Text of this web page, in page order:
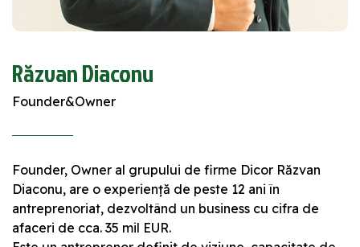
Răzvan Diaconu
Founder&Owner
Founder, Owner al grupului de firme Dicor Răzvan
Diaconu, are o experiență de peste 12 ani în
antreprenoriat, dezvoltând un business cu cifra de
afaceri de cca. 35 mil EUR.